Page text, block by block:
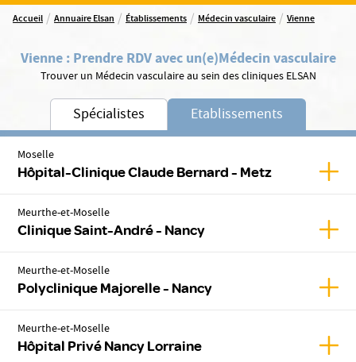
Accueil / Annuaire Elsan / Établissements / Médecin vasculaire / Vienne
Vienne: Prendre RDV avec un(e)Médecin vasculaire
Trouver un Médecin vasculaire au sein des cliniques ELSAN
Spécialistes Etablissements
Moselle
Hôpital-Clinique Claude Bernard - Metz
Meurthe-et-Moselle
Clinique Saint-André - Nancy
Meurthe-et-Moselle
Polyclinique Majorelle - Nancy
Meurthe-et-Moselle
Hôpital Privé Nancy Lorraine